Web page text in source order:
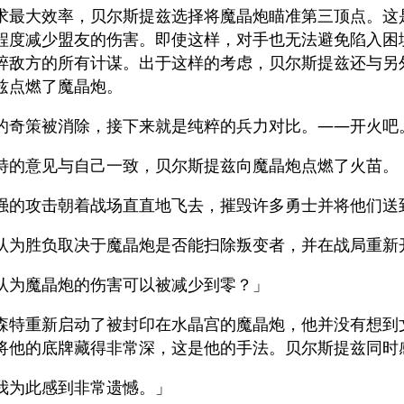
最大效率，贝尔斯提兹选择将魔晶炮瞄准第三顶点。
度减少盟友的伤害。即使这样，对手也无法避免陷入
敌方的所有计谋。出于这样的考虑，贝尔斯提兹还与
燃了魔晶炮。
奇策被消除，接下来就是纯粹的兵力对比。——开火吧
的意见与自己一致，贝尔斯提兹向魔晶炮点燃了火苗。
的攻击朝着战场直直地飞去，摧毁许多勇士并将他们
为胜负取决于魔晶炮是否能扫除叛变者，并在战局重
为魔晶炮的伤害可以被减少到零？」
特重新启动了被封印在水晶宫的魔晶炮，他并没有想
他的底牌藏得非常深，这是他的手法。贝尔斯提兹同
为此感到非常遗憾。」